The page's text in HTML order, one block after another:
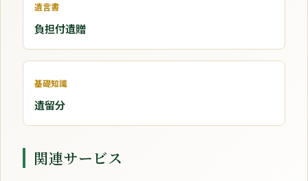
遺言書
負担付遺贈
基礎知識
遺留分
関連サービス